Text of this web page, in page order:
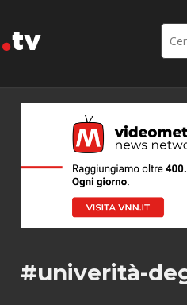
tv
#univerità-